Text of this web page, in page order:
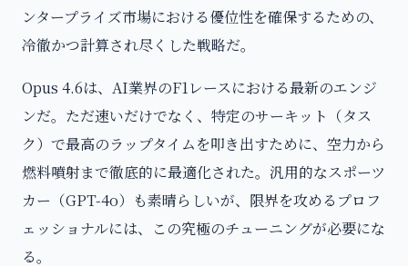
ンタープライズ市場における優位性を確保するための、
冷徹かつ計算され尽くした戦略だ。
Opus 4.6は、AI業界のF1レースにおける最新のエンジ
ンだ。ただ速いだけでなく、特定のサーキット（タス
ク）で最高のラップタイムを叩き出すために、空力から
燃料噴射まで徹底的に最適化された。汎用的なスポーツ
カー（GPT-4o）も素晴らしいが、限界を攻めるプロフ
ェッショナルには、この究極のチューニングが必要にな
る。